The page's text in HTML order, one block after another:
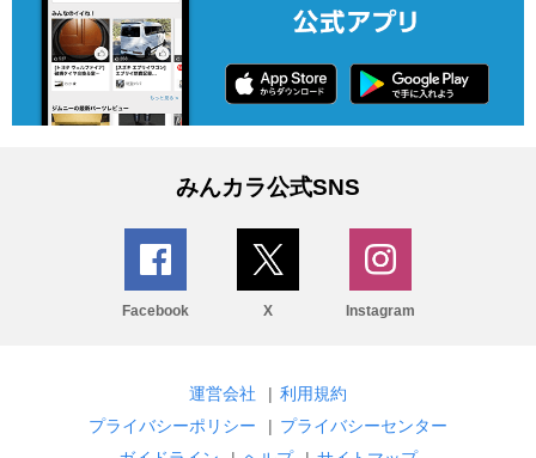
みんカラ公式SNS
Facebook X Instagram
運営会社 | 利用規約
プライバシーポリシー
| プライバシーセンター